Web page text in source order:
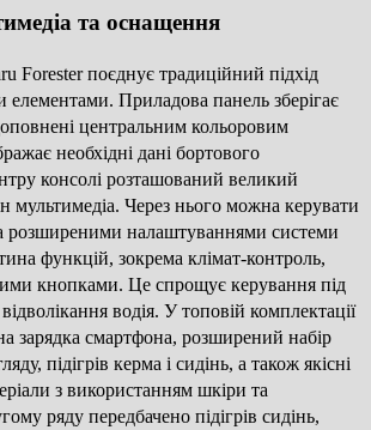
та оснащення
Forester поєднує традиційний підхід
елементами. Приладова панель зберігає
центральним кольоровим
необхідні дані бортового
консолі розташований великий
мультимедіа. Через нього можна керувати
розширеними налаштуваннями системи
функцій, зокрема клімат-контроль,
кнопками. Це спрощує керування під
водія. У топовій комплектації
зарядка смартфона, розширений набір
підігрів керма і сидінь, а також якісні
з використанням шкіри та
ряду передбачено підігрів сидінь,